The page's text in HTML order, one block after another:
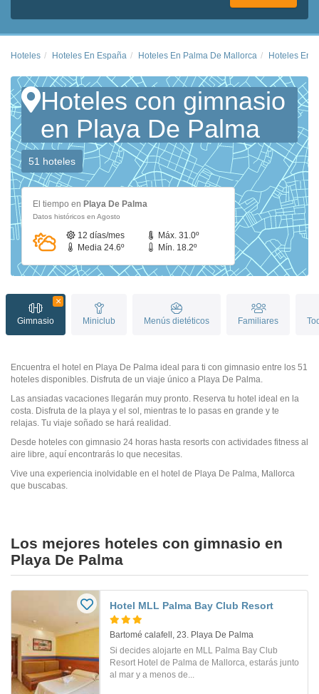
Hoteles Hoteles En España Hoteles En Palma De Mallorca Hoteles En
Hoteles con gimnasio
en Playa De Palma
51 hoteles
El tiempo en Playa De Palma
Datos históricos en Agosto
12 días/mes
Máx. 31.0º
Media 24.6º
Mín. 18.2º
Gimnasio Miniclub Menús dietéticos Familiares
Encuentra el hotel en Playa De Palma ideal para ti con gimnasio entre los 51
hoteles disponibles. Disfruta de un viaje único a Playa De Palma.
Las ansiadas vacaciones llegarán muy pronto. Reserva tu hotel ideal en la
costa. Disfruta de la playa y el sol, mientras te lo pasas en grande y te
relajas. Tu viaje soñado se hará realidad.
Desde hoteles con gimnasio 24 horas hasta resorts con actividades fitness al
aire libre, aquí encontrarás lo que necesitas.
Vive una experiencia inolvidable en el hotel de Playa De Palma, Mallorca
que buscabas.
Los mejores hoteles con gimnasio en
Playa De Palma
Hotel MLL Palma Bay Club Resort
Bartomé calafell, 23. Playa De Palma
Si decides alojarte en MLL Palma Bay Club
Resort Hotel de Palma de Mallorca, estarás junto
al mar y a menos de...